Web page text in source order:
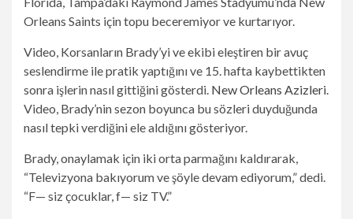
Orleans Saints için topu beceremiyor ve kurtarıyor.
Video, Korsanların Brady’yi ve ekibi eleştiren bir avuç
seslendirme ile pratik yaptığını ve 15. hafta kaybettikten
sonra işlerin nasıl gittiğini gösterdi. New Orleans Azizleri
Video, Brady’nin sezon boyunca bu sözleri duyduğunda
nasıl tepki verdiğini ele aldığını gösteriyor.
Brady, onaylamak için iki orta parmağını kaldırarak,
“Televizyona bakıyorum ve şöyle devam ediyorum,” dedi.
“F— siz çocuklar, f— siz TV.”